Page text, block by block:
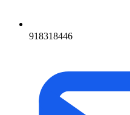
918318446